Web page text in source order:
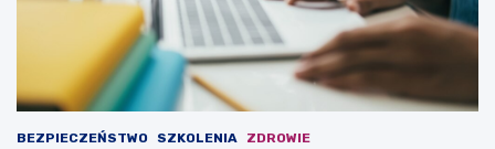
BEZPIECZEŃSTWO SZKOLENIA ZDROWIE